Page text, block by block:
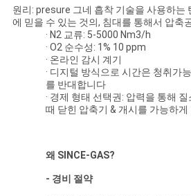
원리: presure 그네 흡착 기술을 사용하는
에 믿을 수 있는 것의, 침대를 통해서 압축
· N2 교류: 5-5000 Nm3/h
· O2 순수성: 1% 10 ppm
· 온라인 감시 계기
· 디지털 방식으로 시간은 청취가
를 반대합니다
· 경제 형태 선택권: 압력을 통해
때 닫힌 압축기 & 개시를 가능하게
왜 SINCE-GAS?
- 경비 절약